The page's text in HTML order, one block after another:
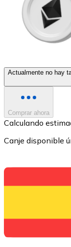
XRP
Ver todo
Efectivo
Añade
Actualmente no hay
Comprar ahora
Calculando
Canje disponible